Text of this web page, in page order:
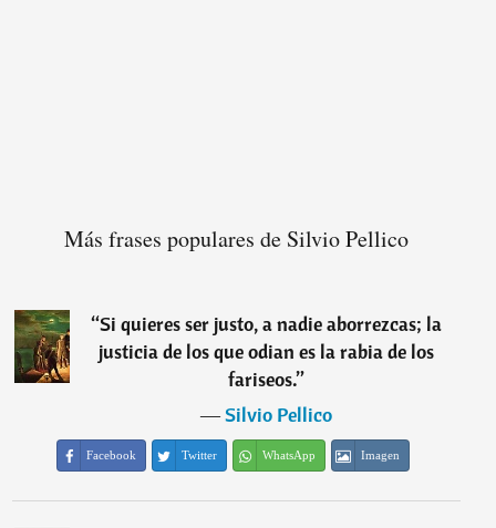
Más frases populares de Silvio Pellico
“Si quieres ser justo, a nadie aborrezcas; la
justicia de los que odian es la rabia de los
fariseos.”
―Silvio Pellico
Facebook Twitter WhatsApp Imagen